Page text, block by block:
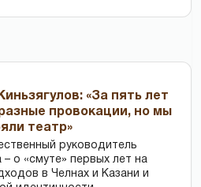
«За пять лет
провокации, но мы
театр»
руководитель
– о «смуте» первых лет на
в Челнах и Казани и